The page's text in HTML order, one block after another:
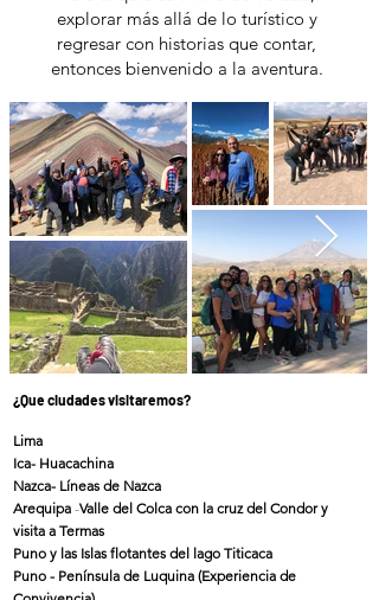
explorar más allá de lo turístico y
regresar con historias que contar,
entonces bienvenido a la aventura.
¿Que ciudades visitaremos?
Lima
Ica- Huacachina
Nazca- Líneas de Nazca
Arequipa -Valle del Colca con la cruz del Condor y
visita a Termas
Puno y las Islas flotantes del lago Titicaca
Puno - Península de Luquina (Experiencia de